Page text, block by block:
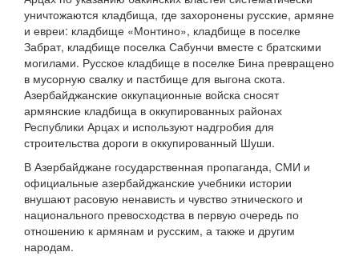
уничтожаются кладбища, где захоронены русские, армяне
и евреи: кладбище «Монтино», кладбище в поселке
Забрат, кладбище поселка Сабунчи вместе с братскими
могилами. Русское кладбище в поселке Бина превращено
в мусорную свалку и пастбище для выгона скота.
Азербайджанские оккупационные войска сносят
армянские кладбища в оккупированных районах
Республики Арцах и используют надгробия для
строительства дороги в оккупированный Шуши.
В Азербайджане государственная пропаганда, СМИ и
официальные азербайджанские учебники истории
внушают расовую ненависть и чувство этнического и
национального превосходства в первую очередь по
отношению к армянам и русским, а также и другим
народам.